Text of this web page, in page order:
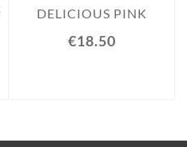
DELICIOUS PINK
€18.50